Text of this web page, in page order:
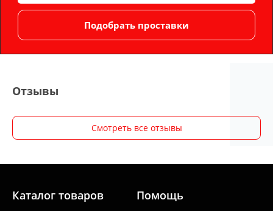
Отзывы
Смотреть все отзывы
Каталог товаров Помощь